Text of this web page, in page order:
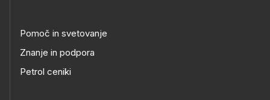
Pomoč in svetovanje
Znanje in podpora
Petrol ceniki